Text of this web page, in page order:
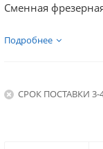
Сменная
Подробнее
СРОК ПОСТАВКИ 3-